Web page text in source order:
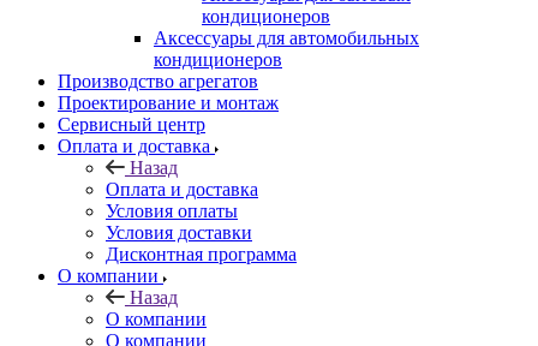
кондиционеров
Аксессуары для автомобильных
кондиционеров
Производство агрегатов
Проектирование и монтаж
Сервисный центр
Оплата и доставка
Назад
Оплата и доставка
Условия оплаты
Условия доставки
Дисконтная программа
О компании
Назад
О компании
О компании